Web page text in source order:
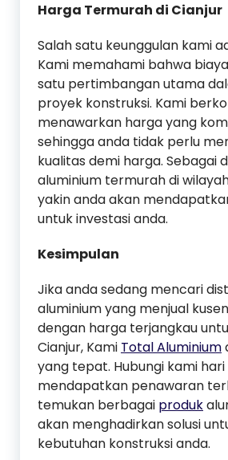
Harga Termurah di Cianjur
Salah satu keunggulan kami
Kami memahami bahwa
satu pertimbangan utama
proyek konstruksi. Kami
menawarkan harga yang
sehingga anda tidak perlu
kualitas demi harga. Sebagai
aluminium termurah di
yakin anda akan
untuk investasi anda.
Kesimpulan
Jika anda sedang mencari
aluminium yang menjual
dengan harga terjangkau
Cianjur, Kami Total Aluminium
yang tepat. Hubungi kami hari
mendapatkan penawaran
temukan berbagai produk
akan menghadirkan solusi
kebutuhan konstruksi anda.